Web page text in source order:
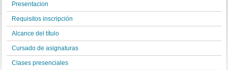
Presentacion
Requisitos inscripción
Alcance del título
Cursado de asignaturas
Clases presenciales